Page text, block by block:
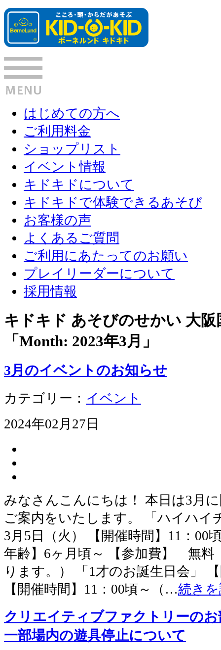
はじめての方へ
ご利用料金
ショップリスト
イベント情報
キドキドについて
キドキドで体験できるあそび
お客様の声
よくあるご質問
ご利用にあたってのお願い
プレイリーダーについて
採用情報
キドキド あそびのせかい 大
「Month: 2023年3月 」
3月のイベントのお知らせ
カテゴリー： イベント
2024年02月27日
みなさんこんにちは！ 本日は3月
ご案内をいたします。 「ハイハイ
3月5日（火） 【開催時間】11：00
年齢】6ヶ月頃～ 【参加費】 無料
ります。） 「1才のお誕生日会」
【開催時間】11：00頃～（…続き
クリエイティブファクトリーの
一部場内の遊具停止について